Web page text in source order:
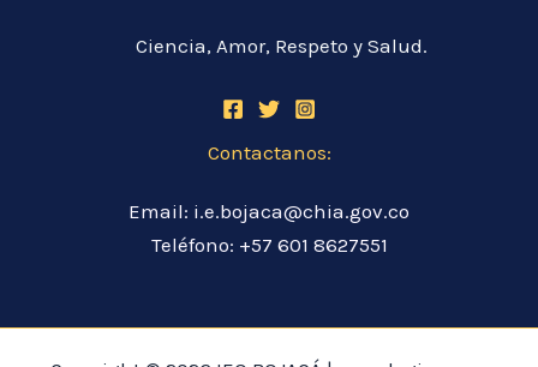
Ciencia, Amor, Respeto y Salud.
Contactanos:
Email: i.e.bojaca@chia.gov.co
Teléfono: +57 601 8627551